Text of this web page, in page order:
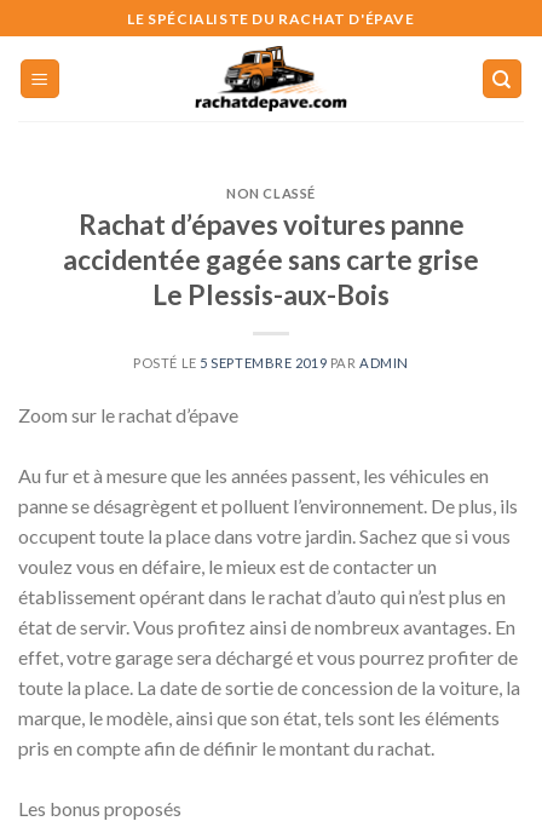
to
content
LE SPÉCIALISTE DU RACHAT D'ÉPAVE
NON CLASSÉ
Rachat d’épaves voitures panne
accidentée gagée sans carte grise
Le Plessis-aux-Bois
POSTÉ LE 5 SEPTEMBRE 2019 PAR ADMIN
Zoom sur le rachat d’épave
Au fur et à mesure que les années passent, les véhicules en
panne se désagrègent et polluent l’environnement. De plus, ils
occupent toute la place dans votre jardin. Sachez que si vous
voulez vous en défaire, le mieux est de contacter un
établissement opérant dans le rachat d’auto qui n’est plus en
état de servir. Vous profitez ainsi de nombreux avantages. En
effet, votre garage sera déchargé et vous pourrez profiter de
toute la place. La date de sortie de concession de la voiture, la
marque, le modèle, ainsi que son état, tels sont les éléments
pris en compte afin de définir le montant du rachat.
Les bonus proposés